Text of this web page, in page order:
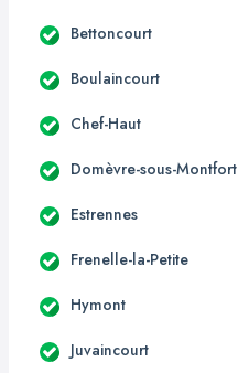
Bettoncourt
Boulaincourt
Chef-Haut
Domèvre-sous-Montfort
Estrennes
Frenelle-la-Petite
Hymont
Juvaincourt